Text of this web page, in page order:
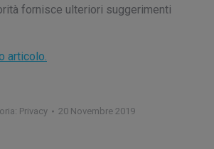
fornisce ulteriori suggerimenti
articolo.
Privacy 20 Novembre 2019